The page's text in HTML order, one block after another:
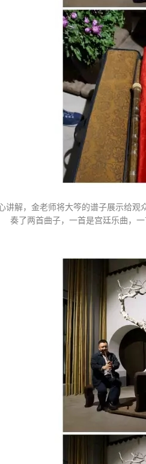
讲解，金老师将大笒的谱子展示给
奏了两首曲子，一首是宫廷乐曲，